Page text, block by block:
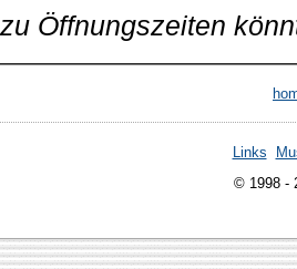
Öffnungszeiten
Links
© 1998 -